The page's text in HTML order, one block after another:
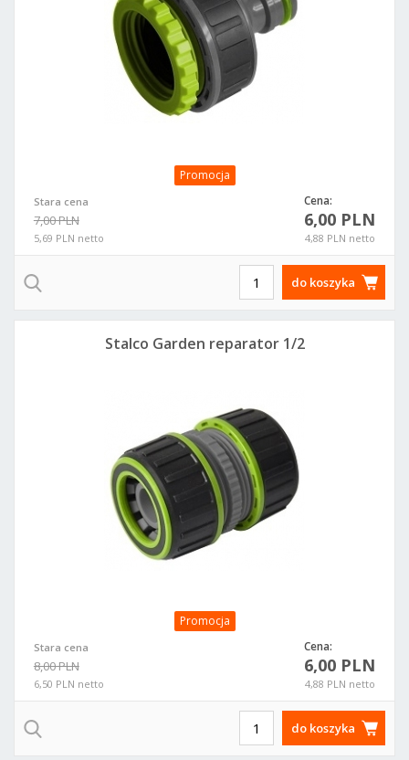
Promocja
Stara cena
7,00 PLN
5,69 PLN netto
Cena:
6,00 PLN
4,88 PLN netto
do koszyka
Promocja
Stara cena
8,00 PLN
6,50 PLN netto
Cena:
6,00 PLN
4,88 PLN netto
Stalco Garden reparator 1/2
do koszyka